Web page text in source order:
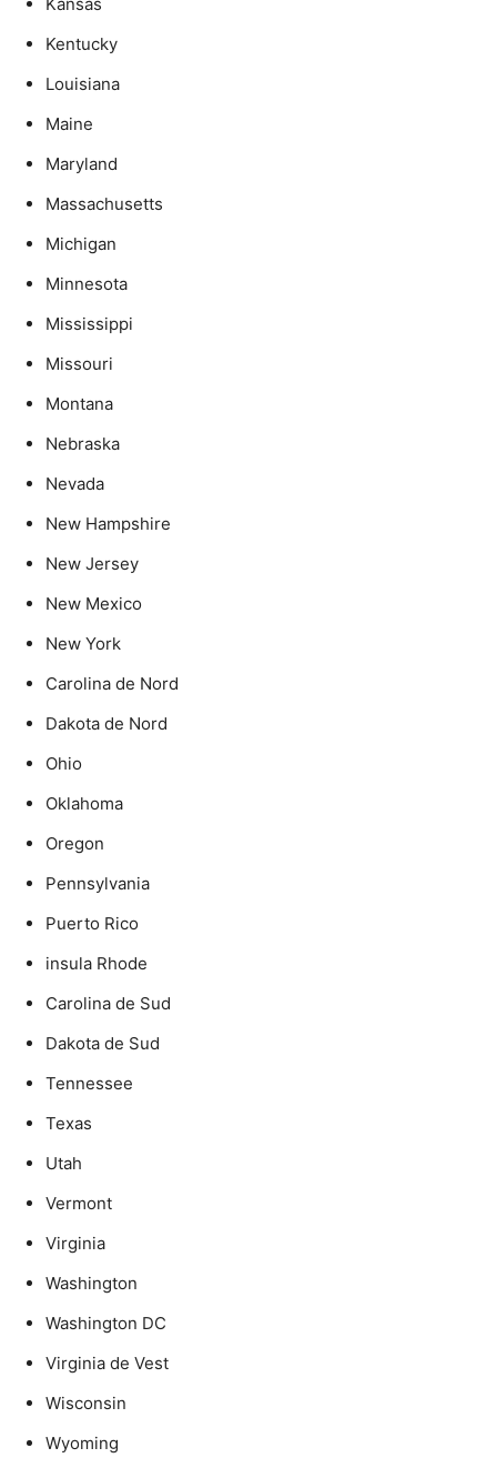
Kentucky
Louisiana
Maine
Maryland
Massachusetts
Michigan
Minnesota
Mississippi
Missouri
Montana
Nebraska
Nevada
New Hampshire
New Jersey
New Mexico
New York
Carolina de Nord
Dakota de Nord
Ohio
Oklahoma
Oregon
Pennsylvania
Puerto Rico
insula Rhode
Carolina de Sud
Dakota de Sud
Tennessee
Texas
Utah
Vermont
Virginia
Washington
Washington DC
Virginia de Vest
Wisconsin
Wyoming